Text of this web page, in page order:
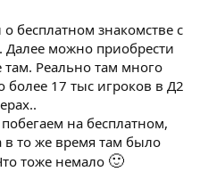
бесплатном знакомстве с
можно приобрести
Реально там много
более 17 тыс игроков в Д2
на бесплатном,
в то же время там было
тоже немало 🙂